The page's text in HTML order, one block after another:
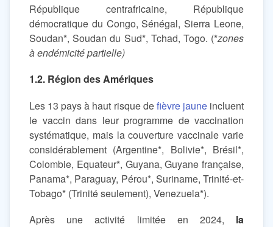
République centrafricaine, République
démocratique du Congo, Sénégal, Sierra Leone,
Soudan*, Soudan du Sud*, Tchad, Togo. (*zones
à endémicité partielle)
1.2. Région des Amériques
Les 13 pays à haut risque defièvre jauneincluent
le vaccin dans leur programme de vaccination
systématique, mais la couverture vaccinale varie
considérablement (Argentine*, Bolivie*, Brésil*,
Colombie, Equateur*, Guyana, Guyane française,
Panama*, Paraguay, Pérou*, Suriname, Trinité-et-
Tobago* (Trinité seulement), Venezuela*).
Après une activité limitée en 2024, la